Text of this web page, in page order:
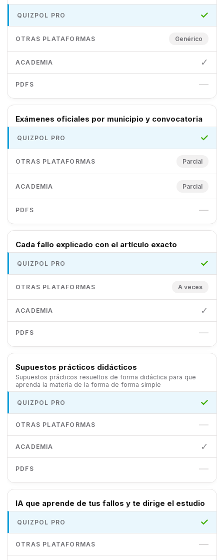
✓
Genérico
✓
—
Exámenes oficiales por municipio y convocatoria
✓
Parcial
Parcial
—
Cada fallo explicado con el artículo exacto
✓
A veces
✓
—
Supuestos prácticos didácticos
Supuestos prácticos resueltos de forma didáctica para que
aprenda la materia de la forma de forma simple
✓
—
✓
—
IA que aprende de tus fallos y te dirige el estudio
✓
—